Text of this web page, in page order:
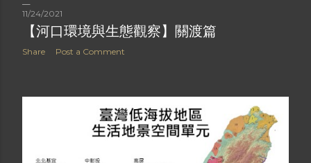
11/24/2021
【河口環境與生態觀察】關渡篇
Share Post a Comment